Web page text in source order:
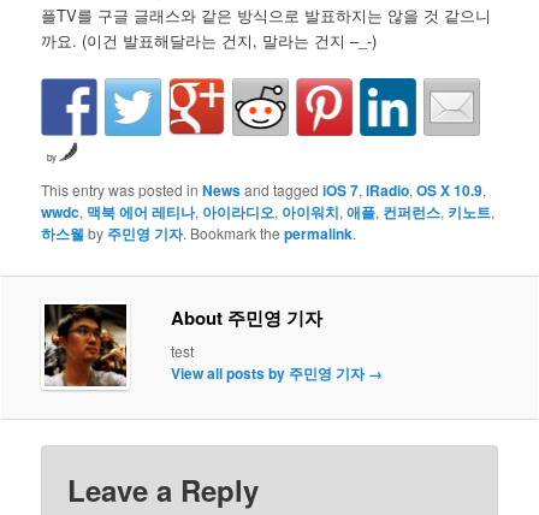
플TV를 구글 글래스와 같은 방식으로 발표하지는 않을 것 같으니
까요. (이건 발표해달라는 건지, 말라는 건지 –_-)
by
This entry was posted inNewsand taggediOS 7,iRadio,OS X 10.9,
wwdc, 맥북 에어 레티나, 아이라디오, 아이워치,애플, 컨퍼런스, 키노트,
하스웰 by 주민영 기자. Bookmark thepermalink.
About 주민영 기자
test
View all posts by 주민영 기자→
Leave a Reply